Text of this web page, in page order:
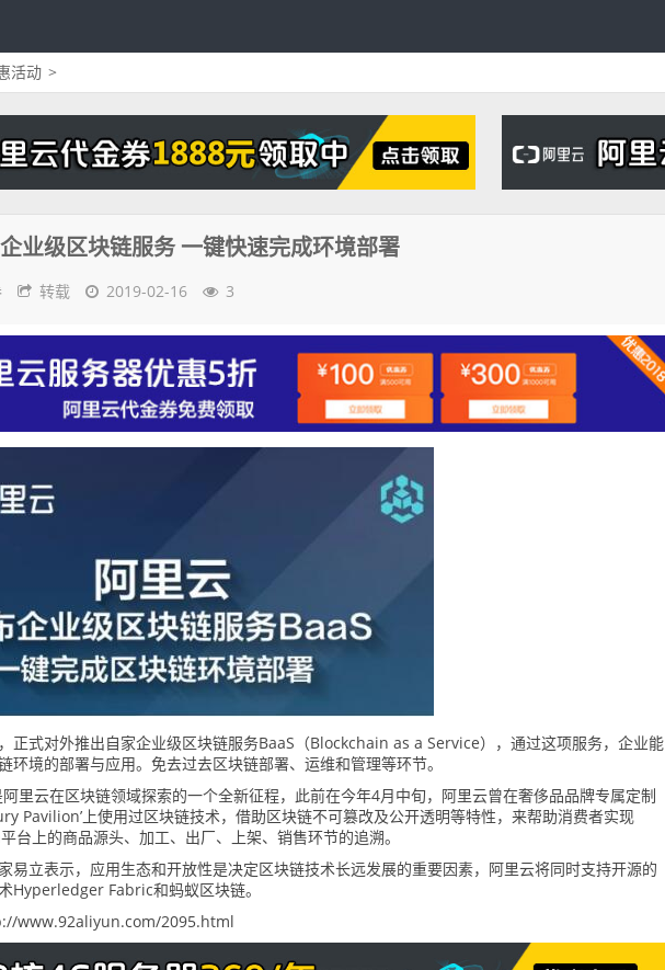
活动 >
业级区块链服务 一键快速完成环境部署
转载 2019-02-16 3
正式对外推出自家企业级区块链服务BaaS（Blockchain as a Service），通过这项服务，企业能
环境的部署与应用。免去过去区块链部署、运维和管理等环节。
里云在区块链领域探索的一个全新征程，此前在今年4月中旬，阿里云曾在奢侈品品牌专属定制
Pavilion’上使用过区块链技术，借助区块链不可篡改及公开透明等特性，来帮助消费者实现
台上的商品源头、加工、出厂、上架、销售环节的追溯。
易立表示，应用生态和开放性是决定区块链技术长远发展的重要因素，阿里云将同时支持开源的
Hyperledger Fabric和蚂蚁区块链。
www.92aliyun.com/2095.html